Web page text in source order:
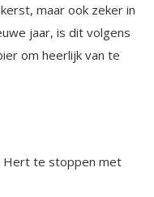
maar ook zeker in
jaar, is dit volgens
om heerlijk van te
Hert te stoppen met